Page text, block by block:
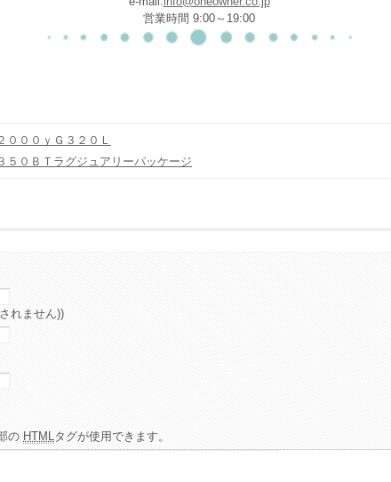
営業時間 9:00～19:00
０００ｙＧ３２０Ｌ
５０ＢＴラグジュアリーパッケージ
れません))
の HTMLタグが使用できます。